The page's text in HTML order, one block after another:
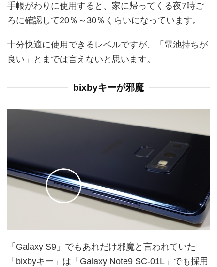
手帳がわりに使用すると、家に帰ってくる夜7時ご
ろに確認して20％～30％くらいになっています。
十分快適に使用できるレベルですが、「電池持ちが
良い」とまでは言えないと思います。
bixbyキーが邪魔
「Galaxy S9」でもあれだけ邪魔と言われていた
「bixbyキー」は「Galaxy Note9 SC-01L」でも採用